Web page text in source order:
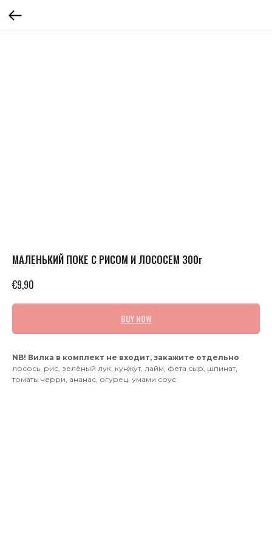
МАЛЕНЬКИЙ ПОКЕ С РИСОМ И ЛОСОСЕМ 300г
€9,90
BUY NOW
NB! Вилка в комплект не входит, закажите отдельно
лосось, рис, зелёный лук, кунжут, лайм, фета сыр, шпинат,
томаты черри, ананас, огурец, умами соус